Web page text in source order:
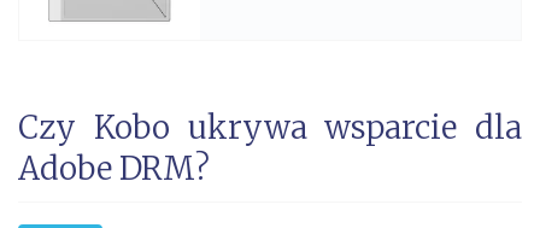
Czy Kobo ukrywa wsparcie dla
Adobe DRM?